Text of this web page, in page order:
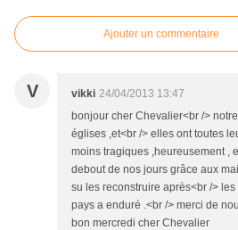
Ajouter un commentaire
V vikki 24/04/2013 13:47
bonjour cher Chevalier<br />
églises ,et<br /> elles ont toutes
moins tragiques ,heureusement ,
debout de nos jours grâce aux
su les reconstruire après<br />
pays a enduré .<br /> merci de
bon mercredi cher Chevalier